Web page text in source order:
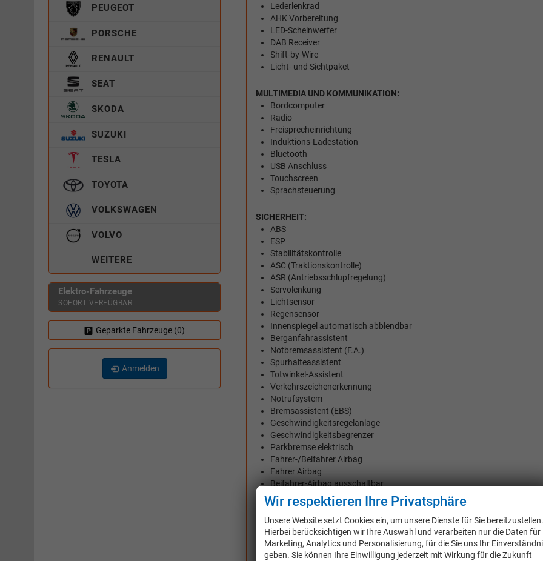
Lederlenkrad
AHK Vorbereitung
LED-Scheinwerfer
DAB Receiver
Shift-by-Wire
Licht- und Sichtpaket
MULTIMEDIA UND KOMMUNIKATION:
Bordcomputer
Radio
Freisprecheinrichtung
Induktions-Ladestation
Bluetooth
USB Anschluss
Touchscreen
Sprachsteuerung
SICHERHEIT:
ABS
ESP
Stabilitätskontrolle
ASC (Traktionskontrolle)
ASR (Antriebsschlupfregelung)
Servolenkung
Lichtsensor
Regensensor
Innenspiegel automatisch abblendbar
Berganfahrassistent
Notbremsassistent (F.A.)
Spurhalteassistent
Totwinkel-Assistent
Verkehrszeichenerkennung
Notrufsystem
Bremsassistent (EBS)
Geschwindigkeitsregelanlage
Geschwindigkeitsbegrenzer
Parkbremse elektrisch
Fahrer-/Beifahrer Airbag
Fahrer Airbag
Beifahrer-Airbag ausschaltbar
Beifahrer-Airbag
Seiten-Airbags
Kopf-Airbags
Umfeldbeobachtungssystem (Front Assist)
Ausparkassistent
PEUGEOT
PORSCHE
RENAULT
SEAT
SKODA
SUZUKI
TESLA
TOYOTA
VOLKSWAGEN
VOLVO
WEITERE
Elektro-Fahrzeuge
SOFORT VERFÜGBAR
Geparkte Fahrzeuge (0)
Anmelden
Wir respektieren Ihre Privatsphäre
Unsere Website setzt Cookies ein, um unsere Dienste für Sie bereitzustellen.
Hierbei berücksichtigen wir Ihre Auswahl und verarbeiten nur die Daten für
Marketing, Analytics und Personalisierung, für die Sie uns Ihr
geben. Sie können Ihre Einwilligung jederzeit mit Wirkung für die Zukunft